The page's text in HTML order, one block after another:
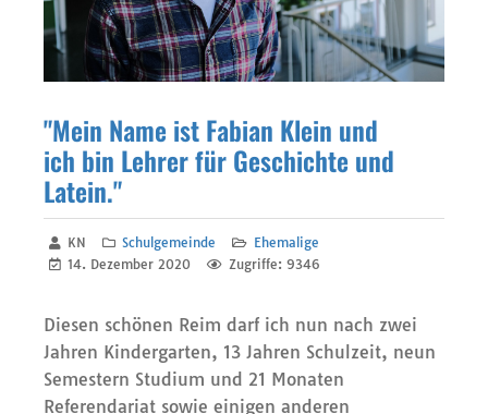
"Mein Name ist Fabian Klein und
ich bin Lehrer für Geschichte und
Latein."
KN Schulgemeinde
Ehemalige
14. Dezember 2020
Zugriffe: 9346
Diesen schönen Reim darf ich nun nach zwei
Jahren Kindergarten, 13 Jahren Schulzeit, neun
Semestern Studium und 21 Monaten
Referendariat sowie einigen anderen